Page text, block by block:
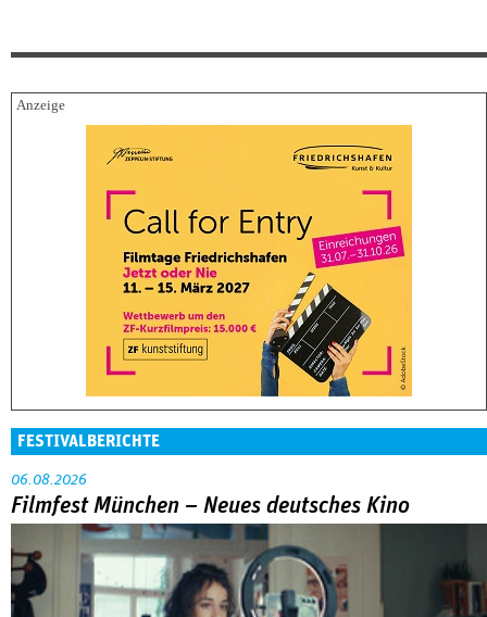
FESTIVALBERICHTE
06.08.2026
Filmfest München – Neues deutsches Kino